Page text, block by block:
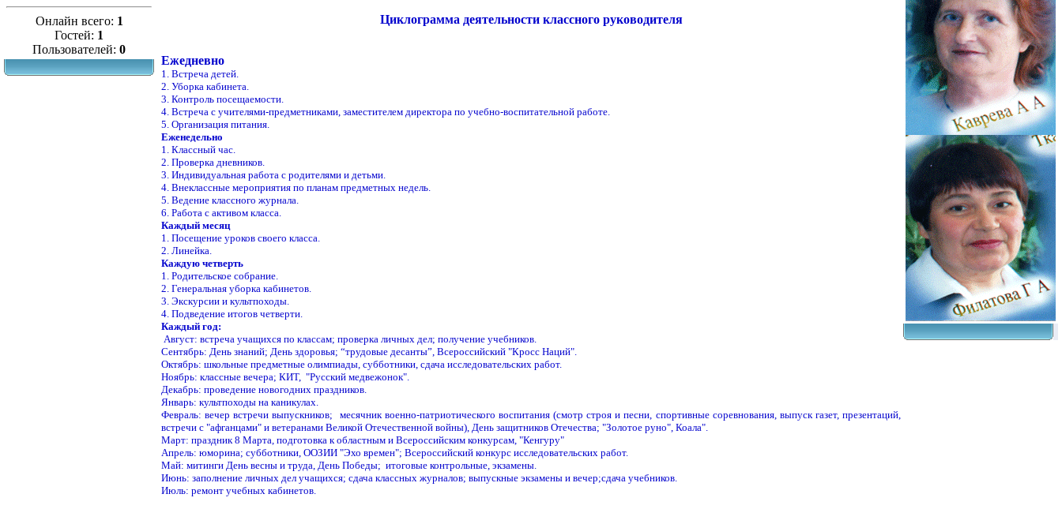
Онлайн всего: 1
Гостей: 1
Пользователей: 0
Циклограмма деятельности классного руководителя
Ежедневно
1. Встреча детей.
2. Уборка кабинета.
3. Контроль посещаемости.
4. Встреча с учителями-предметниками, заместителем директора по учебно-воспитательной работе.
5. Организация питания.
Еженедельно
1. Классный час.
2. Проверка дневников.
3. Индивидуальная работа с родителями и детьми.
4. Внеклассные мероприятия по планам предметных недель.
5. Ведение классного журнала.
6. Работа с активом класса.
Каждый месяц
1. Посещение уроков своего класса.
2. Линейка.
Каждую четверть
1. Родительское собрание.
2. Генеральная уборка кабинетов.
3. Экскурсии и культпоходы.
4. Подведение итогов четверти.
Каждый год:
Август: встреча учащихся по классам; проверка личных дел; получение учебников.
Сентябрь: День знаний; День здоровья; “трудовые десанты”, Всероссийский "Кросс Наций".
Октябрь: школьные предметные олимпиады, субботники, сдача исследовательских работ.
Ноябрь: классные вечера; КИТ, "Русский медвежонок".
Декабрь: проведение новогодних праздников.
Январь: культпоходы на каникулах.
Февраль: вечер встречи выпускников; месячник военно-патриотического воспитания (смотр строя и песни, спортивные соревнования, выпуск газет, презентаций,
встречи с "афганцами" и ветеранами Великой Отечественной войны), День защитников Отечества; "Золотое руно", Коала".
Март: праздник 8 Марта, подготовка к областным и Всероссийским конкурсам, "Кенгуру"
Апрель: юморина; субботники, ООЗИИ "Эхо времен"; Всероссийский конкурс исследовательских работ.
Май: митинги День весны и труда, День Победы; итоговые контрольные, экзамены.
Июнь: заполнение личных дел учащихся; сдача классных журналов; выпускные экзамены и вечер;сдача учебников.
Июль: ремонт учебных кабинетов.